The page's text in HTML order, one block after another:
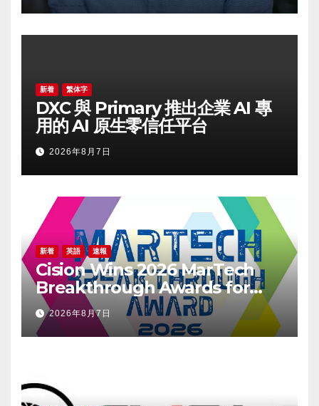
新着 繁体字
DXC 與 Primary 推出企業 AI 專
用的 AI 原生零信任平台
2026年8月7日
新着 英語 速報
Cision Wins 2026 MarTech
Breakthrough Awards for
Social Listening, Press
Release Distribution, and
AEO
2026年8月7日